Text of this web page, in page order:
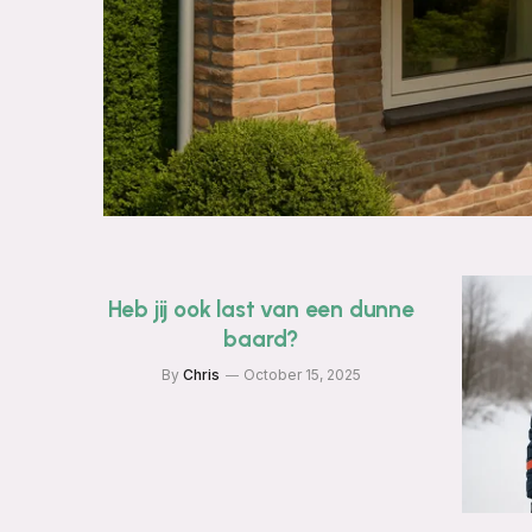
Heb jij ook last van een dunne
baard?
By Chris October 15, 2025